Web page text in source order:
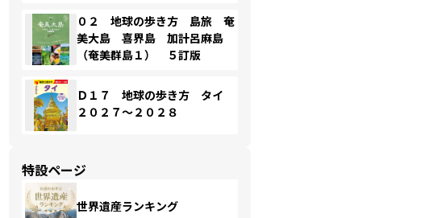
０２ 地球の歩き方 島旅 奄
美大島 喜界島 加計呂麻島
（奄美群島１） ５訂版
Ｄ１７ 地球の歩き方 タイ
２０２７～２０２８
特設ページ
世界遺産ランキング